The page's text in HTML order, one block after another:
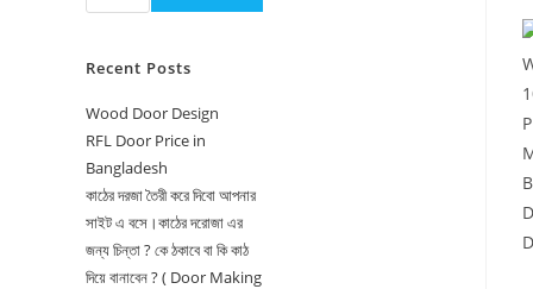
Recent Posts
Wood Door Design
RFL Door Price in
Bangladesh
কাঠের দরজা তৈরী করে দিবো আপনার
সাইট এ বসে।কাঠের দরোজা এর
জন্য চিন্তা ? কে ঠকাবে বা কি কাঠ
দিয়ে বানাবেন ? ( Door Making